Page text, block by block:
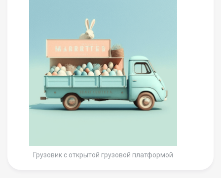
Грузовик с открытой грузовой платформой